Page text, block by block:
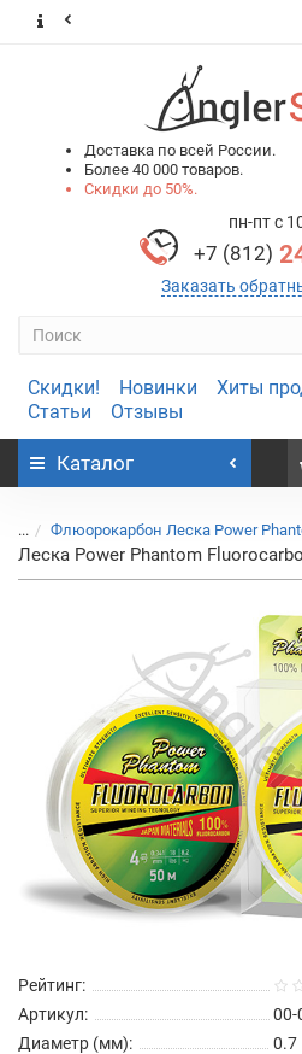
Доставка по всей России.
Более 40 000 товаров.
Скидки до 50%.
пн-пт с
+7 (812)
Заказать
Скидки! Новинки Хиты
Статьи
Отзывы
Каталог
... Флюорокарбон Леска Power
Леска Power Phantom
Рейтинг:
Артикул:
00-
Диаметр (мм):
0.7